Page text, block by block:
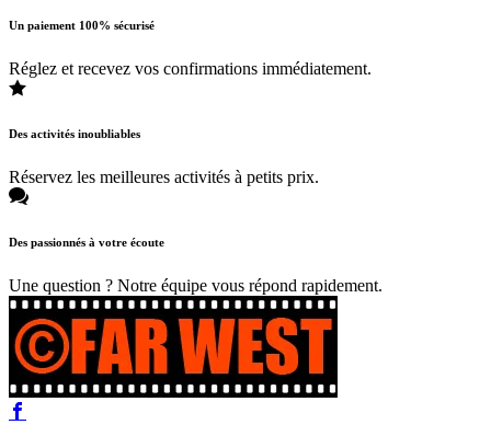
Un paiement 100% sécurisé
Réglez et recevez vos confirmations immédiatement.
Des activités inoubliables
Réservez les meilleures activités à petits prix.
Des passionnés à votre écoute
Une question ? Notre équipe vous répond rapidement.